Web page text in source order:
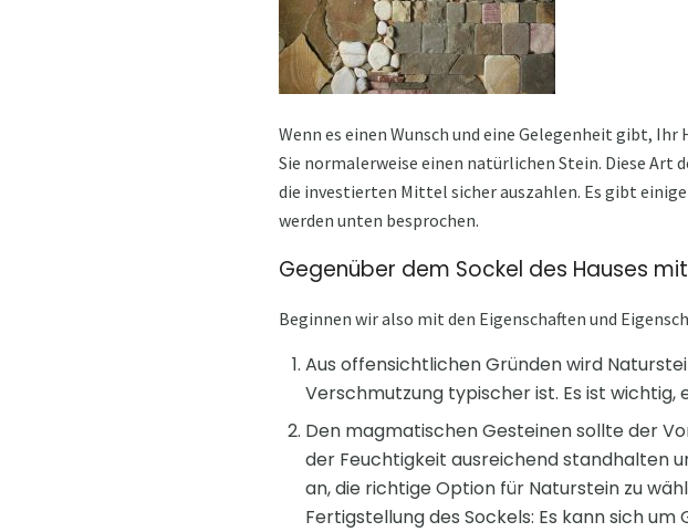
Wenn es einen Wunsch und eine Gelegenheit gibt, Ihr
Sie normalerweise einen natürlichen Stein. Diese Art
die investierten Mittel sicher auszahlen. Es gibt
werden unten besprochen.
Gegenüber dem Sockel des Hauses
Beginnen wir also mit den Eigenschaften und
Aus offensichtlichen Gründen wird
Verschmutzung typischer ist. Es ist
Den magmatischen Gesteinen sollte der
der Feuchtigkeit ausreichend standhalten
an, die richtige Option für Naturstein zu
Fertigstellung des Sockels: Es kann sich